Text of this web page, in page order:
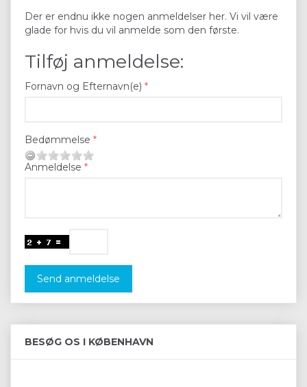
Der er endnu ikke nogen anmeldelser her. Vi vil være
glade for hvis du vil anmelde som den første.
Tilføj anmeldelse:
Fornavn og Efternavn(e)
Bedømmelse
Anmeldelse
Send anmeldelse
BESØG OS I KØBENHAVN